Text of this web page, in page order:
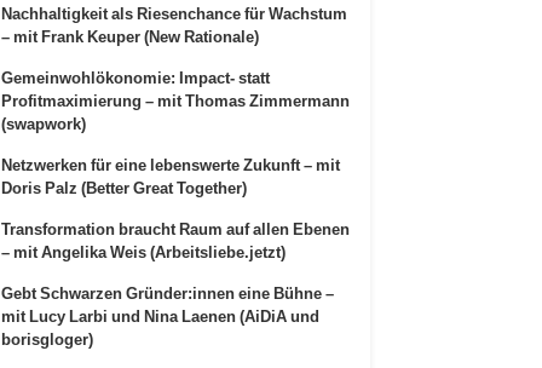
Nachhaltigkeit als Riesenchance für Wachstum
– mit Frank Keuper (New Rationale)
Gemeinwohlökonomie: Impact- statt
Profitmaximierung – mit Thomas Zimmermann
(swapwork)
Netzwerken für eine lebenswerte Zukunft – mit
Doris Palz (Better Great Together)
Transformation braucht Raum auf allen Ebenen
– mit Angelika Weis (Arbeitsliebe.jetzt)
Gebt Schwarzen Gründer:innen eine Bühne –
mit Lucy Larbi und Nina Laenen (AiDiA und
borisgloger)